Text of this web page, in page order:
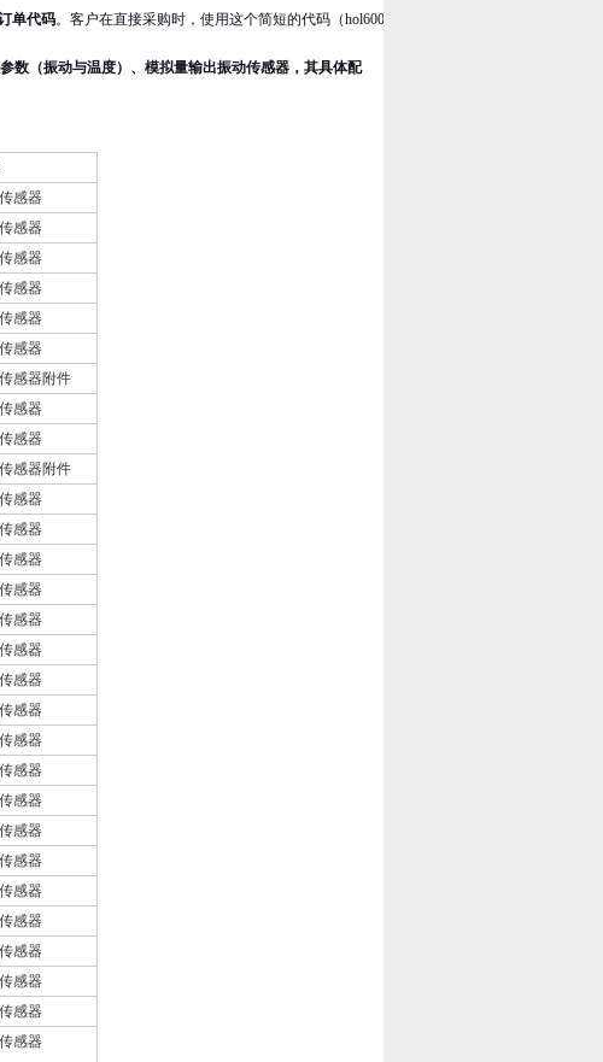
单代码。客户在直接采购时，使用这个简短的代码（hol600）可以准确地指定这款产品，确
数（振动与温度）、模拟量输出振动传感器，其具体配
感器
感器
感器
感器
感器
感器
感器附件
感器
感器
感器附件
感器
感器
感器
感器
感器
感器
感器
感器
感器
感器
感器
感器
感器
感器
感器
感器
感器
感器
感器